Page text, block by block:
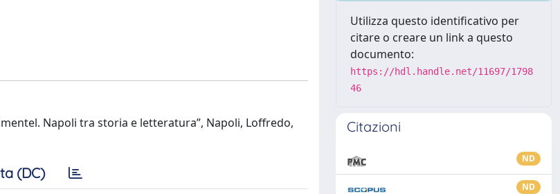
Napoli tra storia e letteratura”, Napoli, Loffredo,
(DC)
Utilizza questo identificativo per
citare o creare un link a questo
documento:
https://hdl.handle.net/11697/1798
46
Citazioni
ND
ND